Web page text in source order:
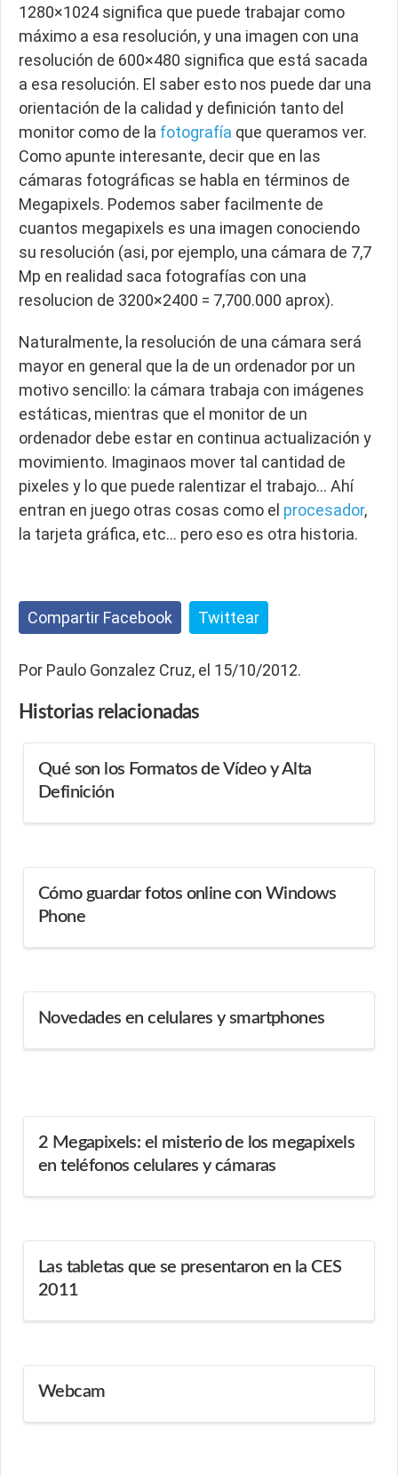
1280×1024 significa que puede trabajar como
máximo a esa resolución, y una imagen con una
resolución de 600×480 significa que está sacada
a esa resolución. El saber esto nos puede dar una
orientación de la calidad y definición tanto del
monitor como de la fotografía que queramos ver.
Como apunte interesante, decir que en las
cámaras fotográficas se habla en términos de
Megapixels. Podemos saber facilmente de
cuantos megapixels es una imagen conociendo
su resolución (asi, por ejemplo, una cámara de 7,7
Mp en realidad saca fotografías con una
resolucion de 3200×2400 = 7,700.000 aprox).
Naturalmente, la resolución de una cámara será
mayor en general que la de un ordenador por un
motivo sencillo: la cámara trabaja con imágenes
estáticas, mientras que el monitor de un
ordenador debe estar en continua actualización y
movimiento. Imaginaos mover tal cantidad de
pixeles y lo que puede ralentizar el trabajo… Ahí
entran en juego otras cosas como el procesador,
la tarjeta gráfica, etc… pero eso es otra historia.
Compartir Facebook Twittear
Por Paulo Gonzalez Cruz, el 15/10/2012.
Historias relacionadas
Qué son los Formatos de Vídeo y Alta
Definición
Cómo guardar fotos online con Windows
Phone
Novedades en celulares y smartphones
2 Megapixels: el misterio de los megapixels
en teléfonos celulares y cámaras
Las tabletas que se presentaron en la CES
2011
Webcam